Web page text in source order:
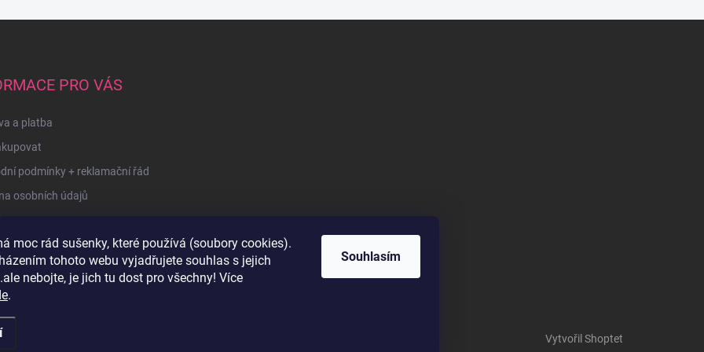
moc rád sušenky, které používá (soubory cookies).
tohoto webu vyjadřujete souhlas s jejich
nebojte, je jich tu dost pro všechny! Více
.
Souhlasím
PRO VÁS
a platba
podmínky + reklamační řád
osobních údajů
Vytvořil Shoptet